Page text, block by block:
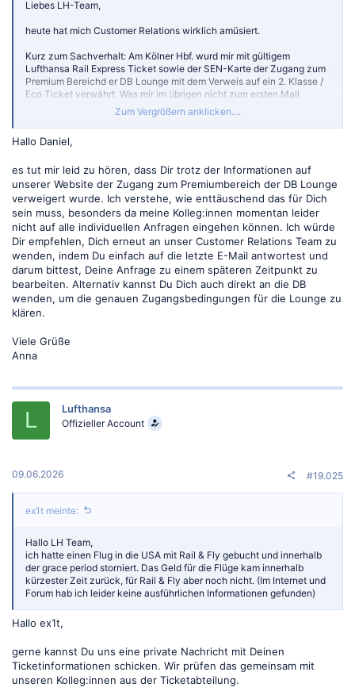
Liebes LH-Team,
heute hat mich Customer Relations wirklich amüsiert.
Kurz zum Sachverhalt: Am Kölner Hbf. wurd mir mit gültigem
Lufthansa Rail Express Ticket sowie der SEN-Karte der Zugang zum
Premium Bereichd er DB Lounge mit dem Verweis auf ein 2. Klasse /
Eco Ticket verwährt. Was mir im übrigen nicht zum ersten Mall
passiert ist. Die Hompage der Lufthansa beschreibt hier eine andere
https://www.lufthansa.com/cy/de/lufthansa-
express-rail
Guten Tag,
vielen Dank für Ihre Anfrage vom 8. Juni 2026.
Wir schätzen es, dass Sie Ihre Eindrücke mit uns geteilt haben.
Gleichzeitig bedauern wir, dass Ihr Reiseerlebnis nicht durchgehend
positiv war. .
Wir möchten offen mit Ihnen umgehen. Aufgrund des derzeit hohen
Anfragevolumens konzentrieren wir uns aktuell vorrangig auf die
Bearbeitung von Kompensationsanliegen. Produktbezogene
individuell beantworten, nehmen diese jedoch dankend auf und
berücksichtigen sie im Rahmen unserer Weiterentwicklung.
begrüßen zu dürfen.
Mit freundlichen Grüßen
Irgendwie am Thema vorbei, ehrlich gesagt war es eine Beschwerde
Wie seht Ihr das?
Daniel
Zum Vergrößern anklicken....
Hallo Daniel,
es tut mir leid zu hören, dass Dir trotz der Informationen auf
unserer Website der Zugang zum Premiumbereich der DB Lounge
verweigert wurde. Ich verstehe, wie enttäuschend das für Dich
sein muss, besonders da meine Kolleg:innen momentan leider
nicht auf alle individuellen Anfragen eingehen können. Ich würde
Dir empfehlen, Dich erneut an unser Customer Relations Team zu
wenden, indem Du einfach auf die letzte E-Mail antwortest und
darum bittest, Deine Anfrage zu einem späteren Zeitpunkt zu
bearbeiten. Alternativ kannst Du Dich auch direkt an die DB
wenden, um die genauen Zugangsbedingungen für die Lounge zu
klären.
Viele Grüße
Anna
L Lufthansa
Offizieller Account
09.06.2026 #19.025
ex1t meinte:
Hallo LH Team,
ich hatte einen Flug in die USA mit Rail & Fly gebucht und innerhalb
der grace period storniert. Das Geld für die Flüge kam innerhalb
kürzester Zeit zurück, für Rail & Fly aber noch nicht. (Im Internet und
Forum hab ich leider keine ausführlichen Informationen gefunden)
Hallo ex1t,
gerne kannst Du uns eine private Nachricht mit Deinen
Ticketinformationen schicken. Wir prüfen das gemeinsam mit
unseren Kolleg:innen aus der Ticketabteilung.